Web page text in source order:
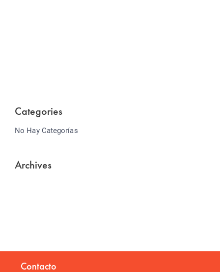
Categories
No Hay Categorías
Archives
Contacto